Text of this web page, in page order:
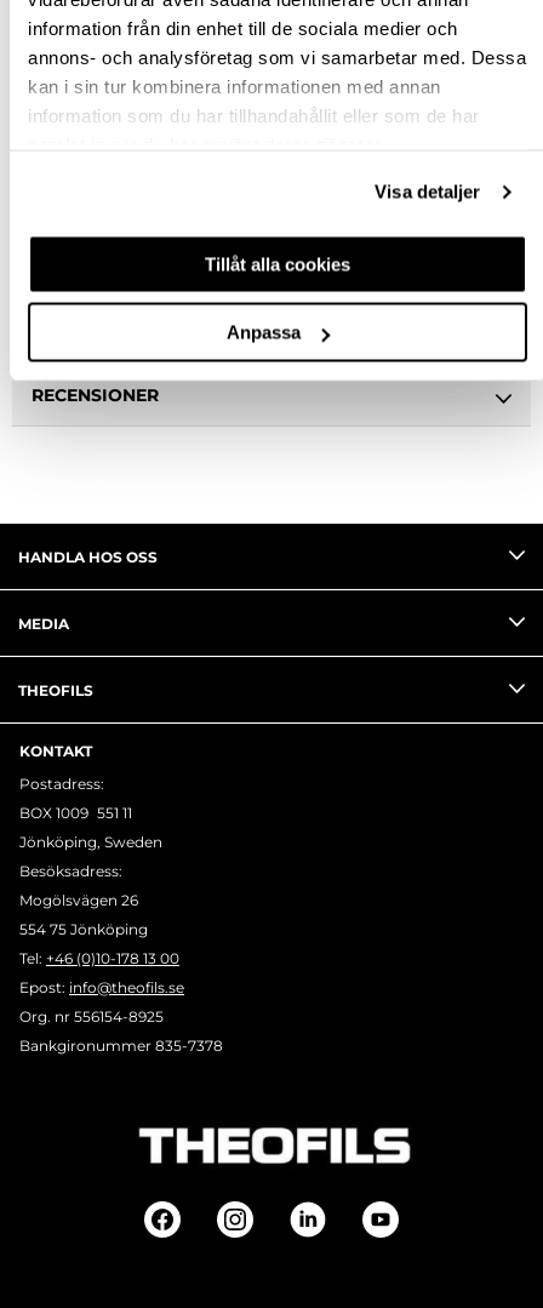
information från din enhet till de sociala medier och
annons- och analysföretag som vi samarbetar med. Dessa
kan i sin tur kombinera informationen med annan
information som du har tillhandahållit eller som de har
Visa detaljer
Tillåt alla cookies
Anpassa
Stockholm butik Finns i lager
Snabba leveranser
Hämta i butik
Ledande leverantör i Sverige
RECENSIONER
HANDLA HOS OSS
MEDIA
THEOFILS
KONTAKT
Postadress:
BOX 1009 551 11
Jönköping, Sweden
Besöksadress:
Mogölsvägen 26
554 75 Jönköping
Tel: +46 (0)10-178 13 00
Epost: info@theofils.se
Org. nr 556154-8925
Bankgironummer 835-7378